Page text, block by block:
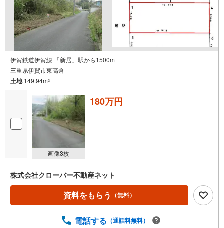
伊賀鉄道伊賀線 「新居」駅から1500m
三重県伊賀市東高倉
土地149.94m2
画像3枚
180万円
株式会社クローバー不動産ネット
資料をもらう （無料）
電話する （通話料無料）